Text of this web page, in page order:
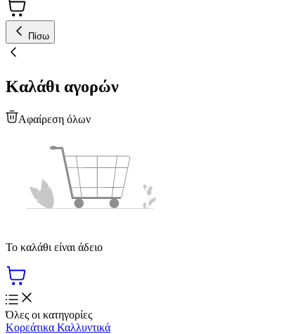
Πίσω
Καλάθι αγορών
Αφαίρεση όλων
Το καλάθι είναι άδειο
Όλες οι κατηγορίες
Κορεάτικα Καλλυντικά